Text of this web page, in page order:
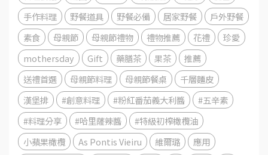
手作料理
野餐道具 野餐必備 居家野餐
戶外野餐
素食
母親節 母親節禮物 禮物推薦 花禮
珍愛
mothersday
Gift 藥膳茶 果茶
推薦
送禮首選
母親節料理 母親節餐桌
千層麵皮
漢堡排
#創意料理 #粉紅番茄義大利醬
#五辛素
#料理分享
#哈里薩辣醬
#特級初榨橄欖油
小蘋果橄欖
As Pontis Vieiru 維爾璐
應用